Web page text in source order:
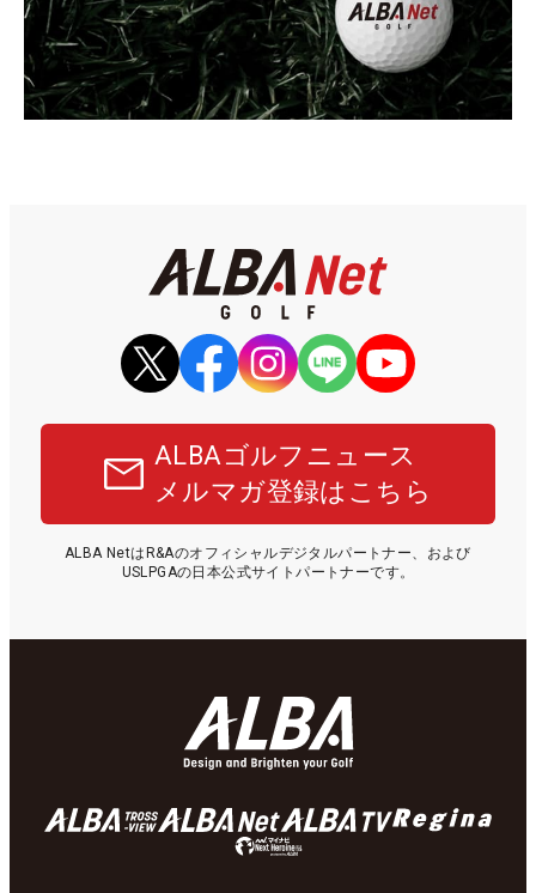
ALBAゴルフニュース
メルマガ登録はこちら
ALBA NetはR&Aのオフィシャルデジタルパートナー、および
USLPGAの日本公式サイトパートナーです。